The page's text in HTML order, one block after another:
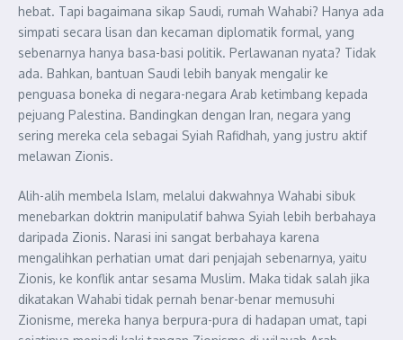
hebat. Tapi bagaimana sikap Saudi, rumah Wahabi? Hanya ada
simpati secara lisan dan kecaman diplomatik formal, yang
sebenarnya hanya basa-basi politik. Perlawanan nyata? Tidak
ada. Bahkan, bantuan Saudi lebih banyak mengalir ke
penguasa boneka di negara-negara Arab ketimbang kepada
pejuang Palestina. Bandingkan dengan Iran, negara yang
sering mereka cela sebagai Syiah Rafidhah, yang justru aktif
melawan Zionis.
Alih-alih membela Islam, melalui dakwahnya Wahabi sibuk
menebarkan doktrin manipulatif bahwa Syiah lebih berbahaya
daripada Zionis. Narasi ini sangat berbahaya karena
mengalihkan perhatian umat dari penjajah sebenarnya, yaitu
Zionis, ke konflik antar sesama Muslim. Maka tidak salah jika
dikatakan Wahabi tidak pernah benar-benar memusuhi
Zionisme, mereka hanya berpura-pura di hadapan umat, tapi